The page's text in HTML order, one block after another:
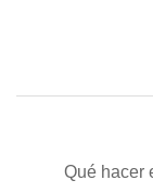
Qué hacer